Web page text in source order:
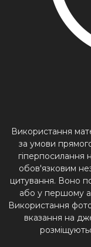
Використання
за умови
гіперпосилання
обов'язковим
цитування. Воно
або у першому
Використання
вказання на